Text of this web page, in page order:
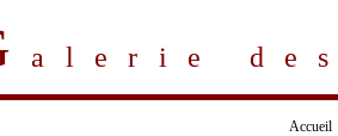
alerie
Accueil